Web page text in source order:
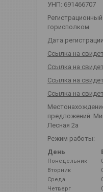
УНП: 691466707
горисполком
Дата
Ссылка на
Ссылка на
Ссылка на
Ссылка на
предложений:
Лесная 2а
Режим работы:
День
Понедельник
Вторник
Среда
Четверг